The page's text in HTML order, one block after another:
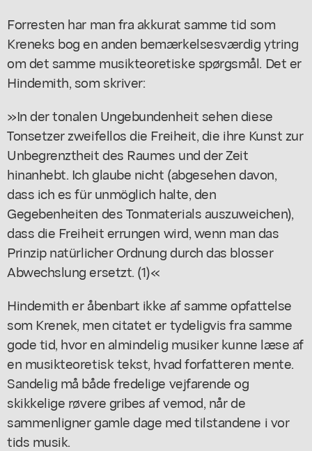
Forresten har man fra akkurat samme tid som
Kreneks bog en anden bemærkelsesværdig ytring
om det samme musikteoretiske spørgsmål. Det er
Hindemith, som skriver:
»In der tonalen Ungebundenheit sehen diese
Tonsetzer zweifellos die Freiheit, die ihre Kunst zur
Unbegrenztheit des Raumes und der Zeit
hinanhebt. Ich glaube nicht (abgesehen davon,
dass ich es für unmöglich halte, den
Gegebenheiten des Tonmaterials auszuweichen),
dass die Freiheit errungen wird, wenn man das
Prinzip natürlicher Ordnung durch das blosser
Abwechslung ersetzt. (1)«
Hindemith er åbenbart ikke af samme opfattelse
som Krenek, men citatet er tydeligvis fra samme
gode tid, hvor en almindelig musiker kunne læse af
en musikteoretisk tekst, hvad forfatteren mente.
Sandelig må både fredelige vejfarende og
skikkelige røvere gribes af vemod, når de
sammenligner gamle dage med tilstandene i vor
tids musik.